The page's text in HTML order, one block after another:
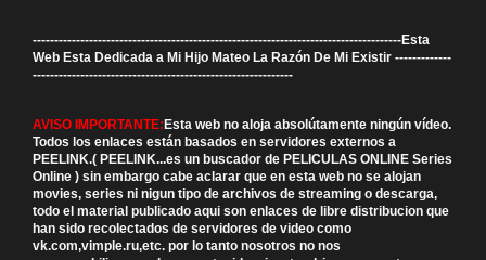
-------------------------------------------------------------------------------------Esta
Web Esta Dedicada a Mi Hijo Mateo La Razón De Mi Existir -------------
------------------------------------------------------------
AVISO IMPORTANTE:Esta web no aloja absolútamente ningún vídeo.
Todos los enlaces están basados en servidores externos a
PEELINK.( PEELINK...es un buscador de PELICULAS ONLINE Series
Online ) sin embargo cabe aclarar que en esta web no se alojan
movies, series ni nigun tipo de archivos de streaming o descarga,
todo el material publicado aqui son enlaces de libre distribucion que
han sido recolectados de servidores de video como
vk.com,vimple.ru,etc. por lo tanto nosotros no nos